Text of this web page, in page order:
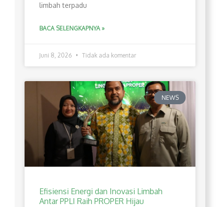
limbah terpadu
BACA SELENGKAPNYA »
Juni 8, 2026 Tidak ada komentar
NEWS
Efisiensi Energi dan Inovasi Limbah
Antar PPLI Raih PROPER Hijau